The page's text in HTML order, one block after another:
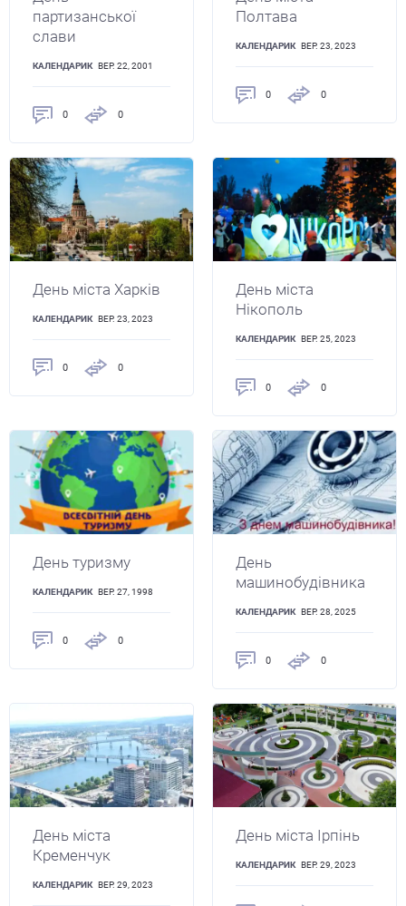
партизанської
слави
КАЛЕНДАРИК ВЕР. 22, 2001
0 0
Полтава
КАЛЕНДАРИК ВЕР. 23, 2023
0 0
День міста Харків
КАЛЕНДАРИК ВЕР. 23, 2023
0 0
День міста
Нікополь
КАЛЕНДАРИК ВЕР. 25, 2023
0 0
День туризму
КАЛЕНДАРИК ВЕР. 27, 1998
0 0
День
машинобудівника
КАЛЕНДАРИК ВЕР. 28, 2025
0 0
День міста
Кременчук
КАЛЕНДАРИК ВЕР. 29, 2023
День міста Ірпінь
КАЛЕНДАРИК ВЕР. 29, 2023